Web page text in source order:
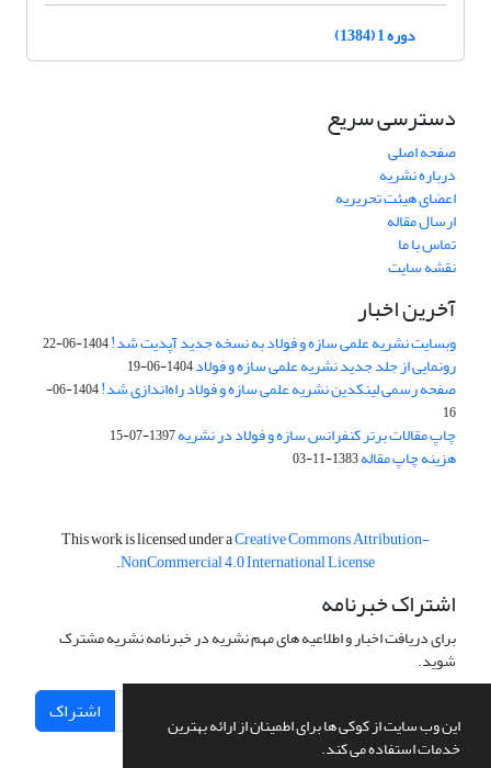
این وب سایت از کوکی ها برای اطمینان از ارائه بهترین
خدمات استفاده می کند.
دوره 1 (1384)
دسترسی سریع
صفحه اصلی
درباره نشریه
اعضای هیئت تحریریه
ارسال مقاله
تماس با ما
نقشه سایت
آخرین اخبار
وبسایت نشریه علمی سازه و فولاد به نسخه جدید آپدیت شد!1404-06-22
رونمایی از جلد جدید نشریه علمی سازه و فولاد1404-06-19
صفحه رسمی لینکدین نشریه علمی سازه و فولاد راه‌اندازی شد!
1404-06-
16
چاپ مقالات برتر کنفرانس سازه و فولاد در نشریه1397-07-15
هزینه چاپ مقاله1383-11-03
This work is licensed under aCreative Commons Attribution-
NonCommercial 4.0 International License
.
اشتراک خبرنامه
برای دریافت اخبار و اطلاعیه های مهم نشریه در خبرنامه نشریه مشترک
شوید.
اشتراک